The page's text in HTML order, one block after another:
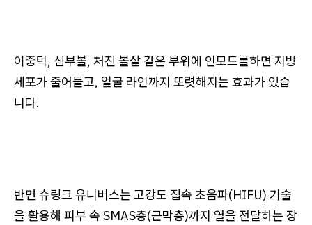
이중턱, 심부볼, 처진 볼살 같은 부위에 인모드를하면 지방
세포가 줄어들고, 얼굴 라인까지 또렷해지는 효과가 있습
니다.
반면 슈링크 유니버스는 고강도 집속 초음파(HIFU) 기술
을 활용해 피부 속 SMAS층(근막층)까지 열을 전달하는 장